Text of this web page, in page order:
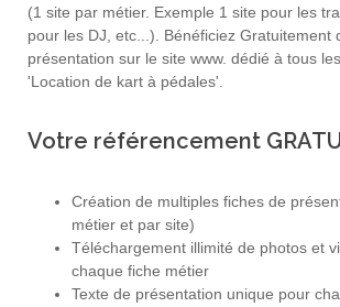
(1 site par métier. Exemple 1 site pour les
pour les DJ, etc...). Bénéficiez Gratuitement
présentation sur le site www. dédié à tous
'Location de kart à pédales'.
Votre référencement
Création de multiples fiches de
métier et par site)
Téléchargement illimité de photos et
chaque fiche métier
Texte de présentation unique pour